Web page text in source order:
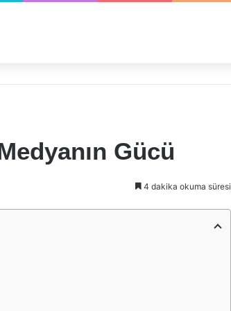
Gücü
4 dakika okuma süresi